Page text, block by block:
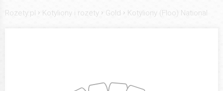
Rozety.pl › Kotyliony i rozety › Gold › Kotyliony (Floo) National